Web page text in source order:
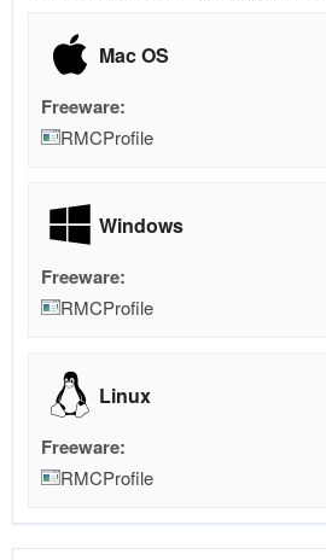
Mac OS
Freeware:
RMCProfile
Windows
Freeware:
RMCProfile
Linux
Freeware:
RMCProfile